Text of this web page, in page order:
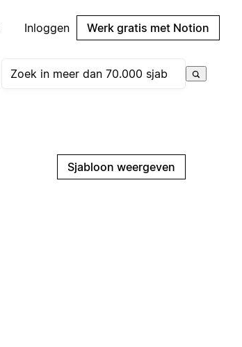
Inloggen Werk gratis met Notion
Sjabloon weergeven